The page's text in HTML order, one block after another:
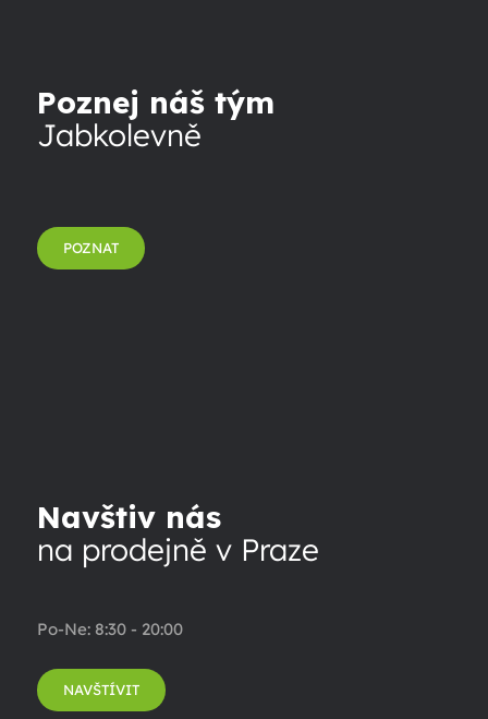
Poznej náš tým
Jabkolevně
POZNAT
Navštiv nás
na prodejně v Praze
Po-Ne: 8:30 - 20:00
NAVŠTÍVIT